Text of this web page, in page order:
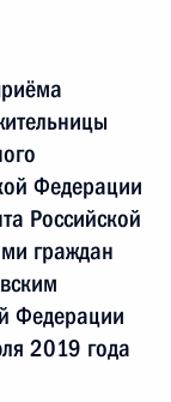
Федерации
Российской
граждан
Федерации
2019 года